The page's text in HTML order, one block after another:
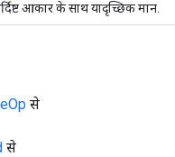
आकार के साथ यादृच्छिक मान.
से
से